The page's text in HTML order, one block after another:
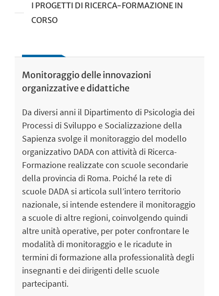
I PROGETTI DI RICERCA-FORMAZIONE IN
CORSO
Monitoraggio delle innovazioni
organizzative e didattiche
Da diversi anni il Dipartimento di Psicologia dei
Processi di Sviluppo e Socializzazione della
Sapienza svolge il monitoraggio del modello
organizzativo DADA con attività di Ricerca-
Formazione realizzate con scuole secondarie
della provincia di Roma. Poiché la rete di
scuole DADA si articola sull’intero territorio
nazionale, si intende estendere il monitoraggio
a scuole di altre regioni, coinvolgendo quindi
altre unità operative, per poter confrontare le
modalità di monitoraggio e le ricadute in
termini di formazione alla professionalità degli
insegnanti e dei dirigenti delle scuole
partecipanti.